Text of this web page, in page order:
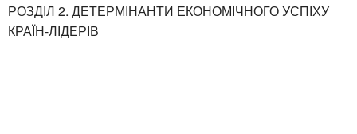
РОЗДІЛ 2. ДЕТЕРМІНАНТИ ЕКОНОМІЧНОГО УСПІХУ
КРАЇН-ЛІДЕРІВ